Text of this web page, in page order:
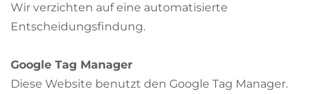
Wir verzichten auf eine automatisierte
Entscheidungsfindung.
Google Tag Manager
Diese Website benutzt den Google Tag Manager.